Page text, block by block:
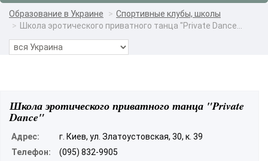
Образование в Украине
Спортивные клубы, школы
Школа эротического приватного танца "Private Dance...
Школа эротического приватного танца "Private
Dance"
Адрес:
г. Киев, ул. Златоустовская, 30, к. 39
Телефон:
(095) 832-9905